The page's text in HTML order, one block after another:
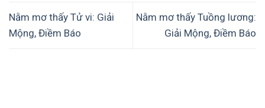
Nằm mơ thấy Tử vi: Giải
Mộng, Điềm Báo
Nằm mơ thấy Tuồng lương:
Giải Mộng, Điềm Báo